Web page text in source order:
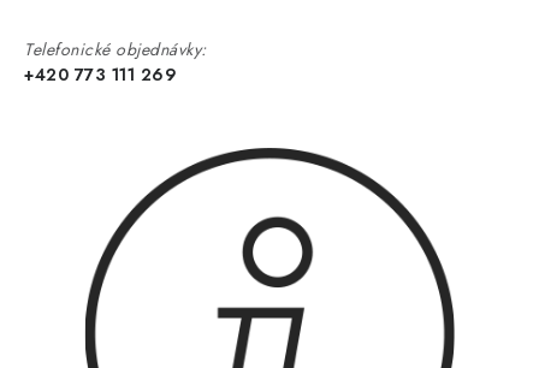
Telefonické objednávky:
+420 773 111 269